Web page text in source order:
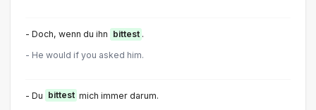
- Doch, wenn du ihn bittest .
- He would if you asked him.
- Du bittest mich immer darum.